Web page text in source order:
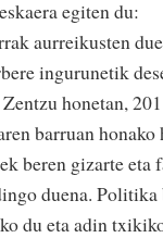
egiten du:
aurreikusten
ingurunetik
honetan,
barruan honako
beren gizarte
duena.
du eta adin